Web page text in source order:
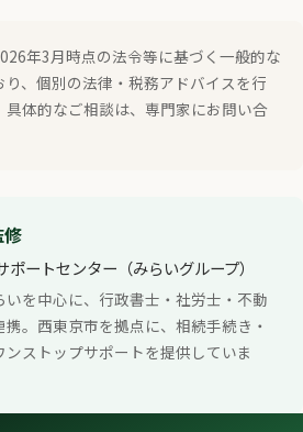
年3月時点の法令等に基づく一般的な
、個別の法律・税務アドバイスを行
具体的なご相談は、専門家にお問い合
修
ポートセンター（みらいグループ）
いを中心に、行政書士・社労士・不動
。西東京市を拠点に、相続手続き・
ストップサポートを提供していま